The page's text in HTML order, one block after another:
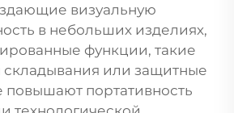
визуальную
в небольших изделиях,
функции, такие
складывания или защитные
повышают портативность